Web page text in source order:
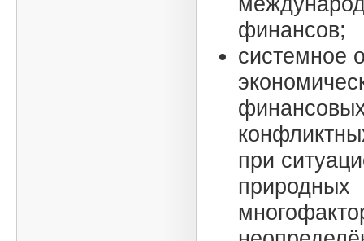
финансов;
системное
при
природных